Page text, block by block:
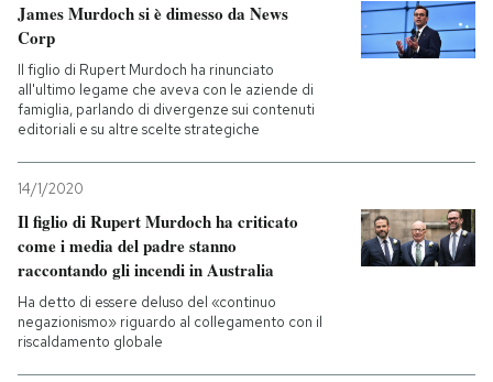
James Murdoch si è dimesso da News
Corp
Il figlio di Rupert Murdoch ha rinunciato
all'ultimo legame che aveva con le aziende di
famiglia, parlando di divergenze sui contenuti
editoriali e su altre scelte strategiche
14/1/2020
Il figlio di Rupert Murdoch ha criticato
come i media del padre stanno
raccontando gli incendi in Australia
Ha detto di essere deluso del «continuo
negazionismo» riguardo al collegamento con il
riscaldamento globale